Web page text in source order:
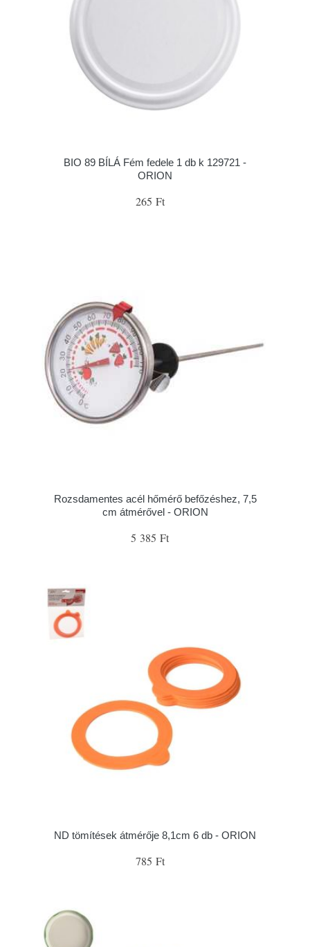
BIO 89 BÍLÁ Fém fedele 1 db k 129721 -
ORION
265 Ft
Rozsdamentes acél hőmérő befőzéshez, 7,5
cm átmérővel - ORION
5 385 Ft
ND tömítések átmérője 8,1cm 6 db - ORION
785 Ft